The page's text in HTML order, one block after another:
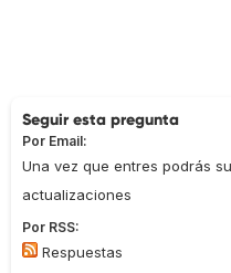
Seguir esta pregunta
Por Email:
Una vez que entres podrás
actualizaciones
Por RSS:
Respuestas